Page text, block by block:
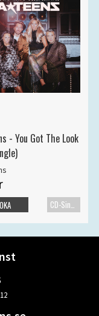
- You Got The Look
CD-Singel